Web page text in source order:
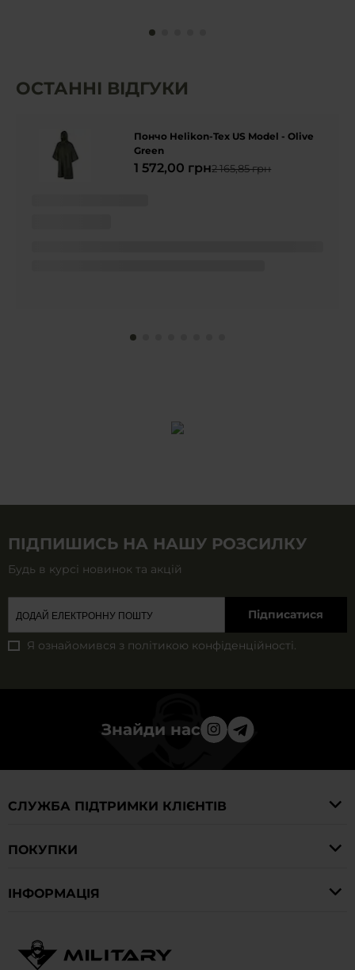
ОСТАННІ ВІДГУКИ
Пончо Helikon-Tex US Model - Olive
Green
1 572,00 грн2 165,85 грн
ПІДПИШИСЬ НА НАШУ РОЗСИЛКУ
Будь в курсі новинок та акцій
Підписатися
Я ознайомився з політикою конфіденційності.
Знайди нас
СЛУЖБА ПІДТРИМКИ КЛІЄНТІВ
ПОКУПКИ
IНФОРМАЦІЯ